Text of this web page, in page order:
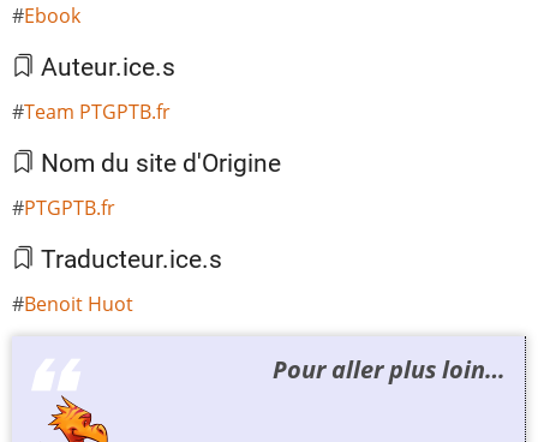
Ebook
Auteur.ice.s
Team PTGPTB.fr
Nom du site d'Origine
PTGPTB.fr
Traducteur.ice.s
Benoit Huot
Pour aller plus loin…